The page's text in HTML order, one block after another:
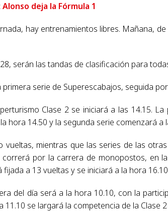
Alonso deja la Fórmula 1
hay entrenamientos libres. Mañana,
serán las tandas de clasificación para
serie de Superescabajos, seguida
Clase 2 se iniciará a las 14.15.
hora 14.50 y la segunda serie comenzará a
vueltas, mientras que las series de las
correrá por la carrera de monopostos, en
a 13 vueltas y se iniciará a la hora
del día será a la hora 10.10, con la
11.10 se largará la competencia de la Clase